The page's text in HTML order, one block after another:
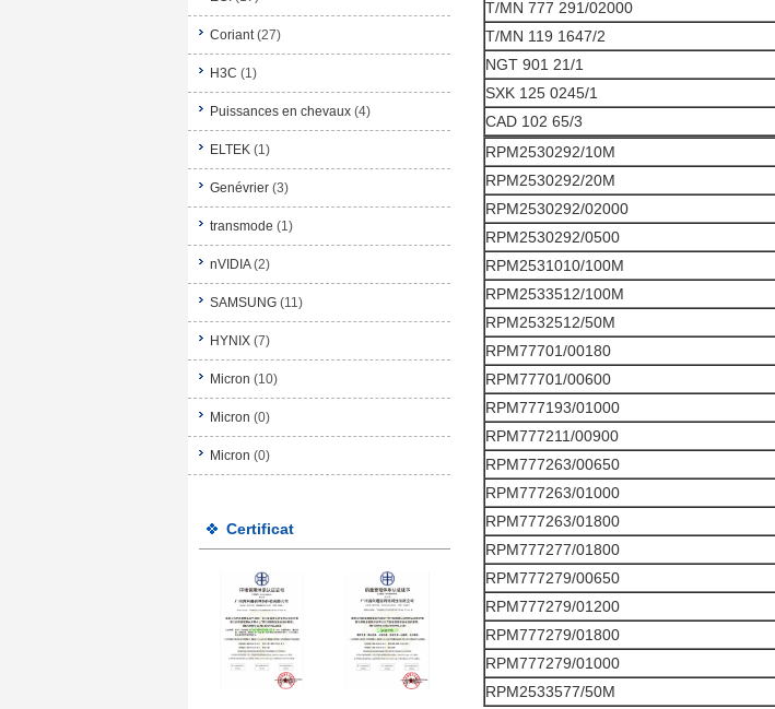
Coriant (27)
H3C (1)
Puissances en chevaux (4)
ELTEK (1)
Genévrier (3)
transmode (1)
nVIDIA (2)
SAMSUNG (11)
HYNIX (7)
Micron (10)
Micron (0)
Micron (0)
Certificat
T/MN 777 291/02000
T/MN 119 1647/2
NGT 901 21/1
SXK 125 0245/1
CAD 102 65/3
RPM2530292/10M
RPM2530292/20M
RPM2530292/02000
RPM2530292/0500
RPM2531010/100M
RPM2533512/100M
RPM2532512/50M
RPM77701/00180
RPM77701/00600
RPM777193/01000
RPM777211/00900
RPM777263/00650
RPM777263/01000
RPM777263/01800
RPM777277/01800
RPM777279/00650
RPM777279/01200
RPM777279/01800
RPM777279/01000
RPM2533577/50M